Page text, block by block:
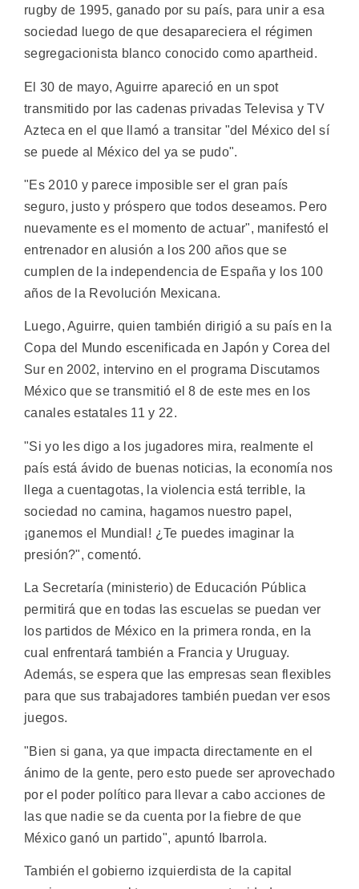
rugby de 1995, ganado por su país, para unir a esa
sociedad luego de que desapareciera el régimen
segregacionista blanco conocido como apartheid.
El 30 de mayo, Aguirre apareció en un spot
transmitido por las cadenas privadas Televisa y TV
Azteca en el que llamó a transitar "del México del sí
se puede al México del ya se pudo".
"Es 2010 y parece imposible ser el gran país
seguro, justo y próspero que todos deseamos. Pero
nuevamente es el momento de actuar", manifestó el
entrenador en alusión a los 200 años que se
cumplen de la independencia de España y los 100
años de la Revolución Mexicana.
Luego, Aguirre, quien también dirigió a su país en la
Copa del Mundo escenificada en Japón y Corea del
Sur en 2002, intervino en el programa Discutamos
México que se transmitió el 8 de este mes en los
canales estatales 11 y 22.
"Si yo les digo a los jugadores mira, realmente el
país está ávido de buenas noticias, la economía nos
llega a cuentagotas, la violencia está terrible, la
sociedad no camina, hagamos nuestro papel,
¡ganemos el Mundial! ¿Te puedes imaginar la
presión?", comentó.
La Secretaría (ministerio) de Educación Pública
permitirá que en todas las escuelas se puedan ver
los partidos de México en la primera ronda, en la
cual enfrentará también a Francia y Uruguay.
Además, se espera que las empresas sean flexibles
para que sus trabajadores también puedan ver esos
juegos.
"Bien si gana, ya que impacta directamente en el
ánimo de la gente, pero esto puede ser aprovechado
por el poder político para llevar a cabo acciones de
las que nadie se da cuenta por la fiebre de que
México ganó un partido", apuntó Ibarrola.
También el gobierno izquierdista de la capital